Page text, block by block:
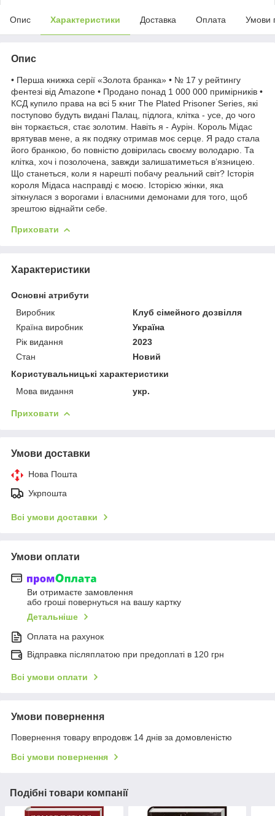
Опис Характеристики Доставка Оплата Умови
Опис
• Перша книжка серії «Золота бранка» • № 17 у рейтингу
фентезі від Amazone • Продано понад 1 000 000 примірників •
КСД купило права на всі 5 книг The Plated Prisoner Series, які
поступово будуть видані Палац, підлога, клітка - усе, до чого
він торкається, стає золотим. Навіть я - Аурін. Король Мідас
врятував мене, а як подяку отримав моє серце. Я радо стала
його бранкою, бо повністю довірилась своєму володарю. Та
клітка, хоч і позолочена, завжди залишатиметься в’язницею.
Що станеться, коли я нарешті побачу реальний світ? Історія
короля Мідаса насправді є моєю. Історією жінки, яка
зіткнулася з ворогами і власними демонами для того, щоб
зрештою віднайти себе.
Приховати
Характеристики
Основні атрибути
Виробник
Клуб сімейного дозвілля
Країна виробник
Україна
Рік видання
2023
Стан
Новий
Користувальницькі характеристики
Мова видання
укр.
Приховати
Умови доставки
Нова Пошта
Укрпошта
Всі умови доставки
Умови оплати
Ви отримаєте замовлення
або гроші повернуться на вашу картку
Детальніше
Оплата на рахунок
Відправка післяплатою при предоплаті в 120 грн
Всі умови оплати
Умови повернення
Повернення товару впродовж 14 днів за домовленістю
Всі умови повернення
Подібні товари компанії